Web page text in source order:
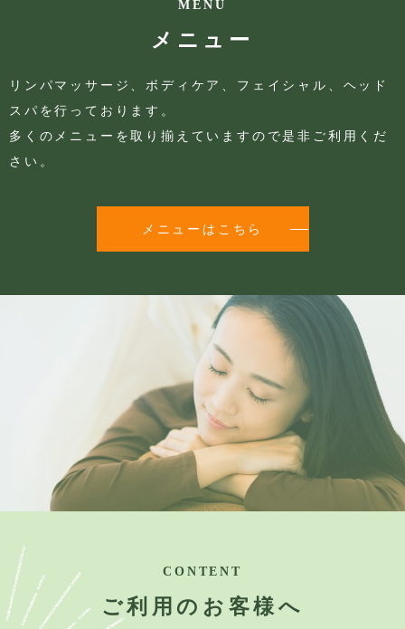
MENU
メニュー
リンパマッサージ、ボディケア、フェイシャル、ヘッド
スパを行っております。
多くのメニューを取り揃えていますので是非ご利用くだ
さい。
メニューはこちら
CONTENT
ご利用のお客様へ